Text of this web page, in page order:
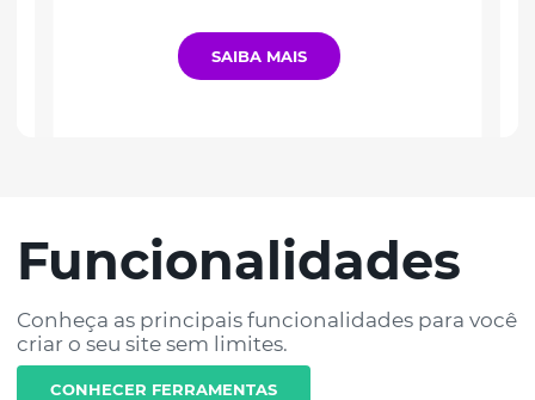
SAIBA MAIS
Funcionalidades
Conheça as principais funcionalidades para você
criar o seu site sem limites.
CONHECER FERRAMENTAS